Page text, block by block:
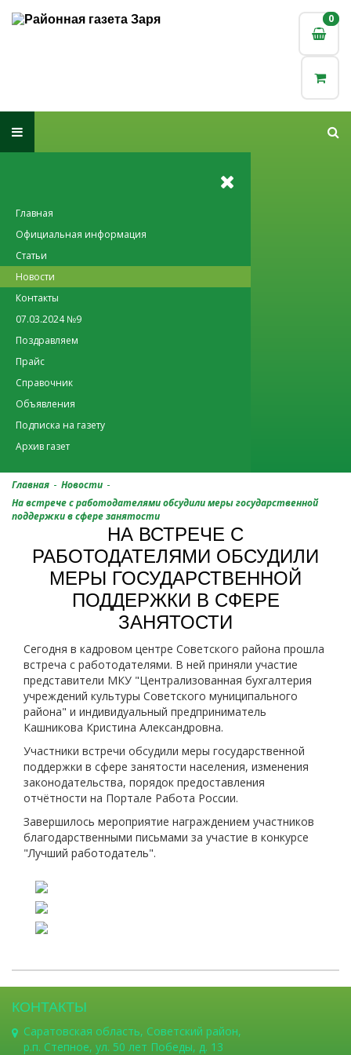
0
0
Главная
Официальная информация
Статьи
Новости
Контакты
07.03.2024 №9
Поздравляем
Прайс
Справочник
Объявления
Подписка на газету
Архив газет
Главная - Новости -
На встрече с работодателями обсудили меры государственной
поддержки в сфере занятости
НА ВСТРЕЧЕ С
РАБОТОДАТЕЛЯМИ ОБСУДИЛИ
МЕРЫ ГОСУДАРСТВЕННОЙ
ПОДДЕРЖКИ В СФЕРЕ
ЗАНЯТОСТИ
Сегодня в кадровом центре Советского района прошла
встреча с работодателями. В ней приняли участие
представители МКУ "Централизованная бухгалтерия
учреждений культуры Советского муниципального
района" и индивидуальный предприниматель
Кашникова Кристина Александровна.
Участники встречи обсудили меры государственной
поддержки в сфере занятости населения, изменения
законодательства, порядок предоставления
отчётности на Портале Работа России.
Завершилось мероприятие награждением участников
благодарственными письмами за участие в конкурсе
"Лучший работодатель".
КОНТАКТЫ
Саратовская область, Советский район,
р.п. Степное, ул. 50 лет Победы, д. 13